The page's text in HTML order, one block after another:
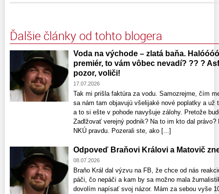
Ďalšie články od tohto blogera
Voda na východe – zlatá baňa.
premiér, to vám vôbec nevadí? ?? ?
pozor, voliči!
17.07.2026
Tak mi prišla faktúra za vodu. Samozrejme, čím
sa nám tam objavujú všelijaké nové poplatky a
a to si ešte v pohode navyšuje zálohy. Pretože
Zadlžovať verejný podnik? Na to im kto dal
NKÚ pravdu. Pozerali ste, ako [...]
Odpoveď Braňovi Královi a Matovič
08.07.2026
Braňo Král dal výzvu na FB, že chce od nás
páči, čo nepáči a kam by sa možno mala
dovolím napísať svoj názor. Mám za sebou vyše